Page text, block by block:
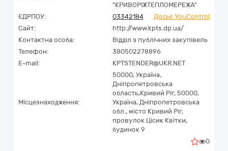
"КРИВОРІЖТЕПЛОМЕРЕЖА"
ЄДРПОУ:
03342184
Досьє YouControl
Сайт:
http://www.kpts.dp.ua/
Контактна особа:
Відділ з публічних закупівель
Телефон:
380502278896
E-mail:
KPTSTENDER@UKR.NET
Місцезнаходження:
50000, Україна,
Дніпропетровська
область,Кривий Ріг, 50000,
Україна, Дніпропетровська
обл., місто Кривий Ріг,
провулок Цісик Квітки,
будинок 9
0